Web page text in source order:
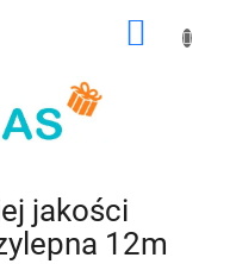
jakości
12m